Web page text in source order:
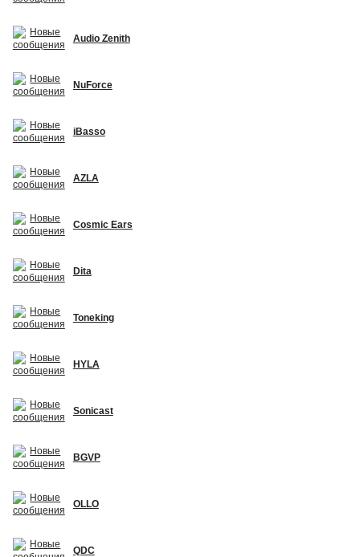
Audio Zenith
NuForce
iBasso
AZLA
Cosmic Ears
Dita
Toneking
HYLA
Sonicast
BGVP
OLLO
QDC